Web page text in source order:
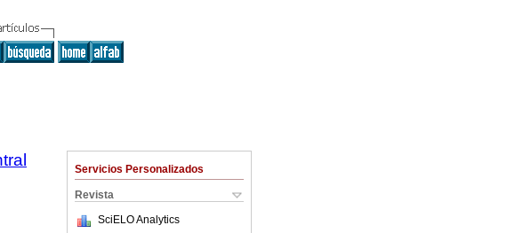
Servicios Personalizados
Revista
SciELO Analytics